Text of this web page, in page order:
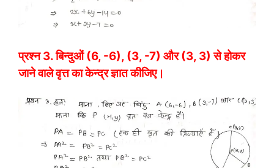
प्रश्न 3.बिन्दुओं (6, -6), (3, -7) और (3, 3) से होकर
जाने वाले वृत्त का केन्द्र ज्ञात कीजिए।